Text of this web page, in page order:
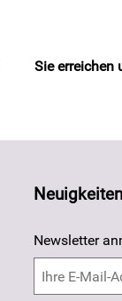
Sie erreichen
Newsletter